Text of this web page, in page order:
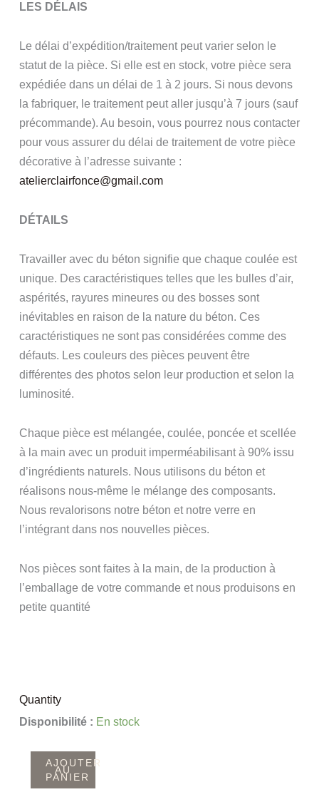
LES DÉLAIS
Le délai d’expédition/traitement peut varier selon le
statut de la pièce. Si elle est en stock, votre pièce sera
expédiée dans un délai de 1 à 2 jours. Si nous devons
la fabriquer, le traitement peut aller jusqu’à 7 jours (sauf
précommande). Au besoin, vous pourrez nous contacter
pour vous assurer du délai de traitement de votre pièce
décorative à l’adresse suivante :
atelierclairfonce@gmail.com
DÉTAILS
Travailler avec du béton signifie que chaque coulée est
unique. Des caractéristiques telles que les bulles d’air,
aspérités, rayures mineures ou des bosses sont
inévitables en raison de la nature du béton. Ces
caractéristiques ne sont pas considérées comme des
défauts. Les couleurs des pièces peuvent être
différentes des photos selon leur production et selon la
luminosité.
Chaque pièce est mélangée, coulée, poncée et scellée
à la main avec un produit imperméabilisant à 90% issu
d’ingrédients naturels. Nous utilisons du béton et
réalisons nous-même le mélange des composants.
Nous revalorisons notre béton et notre verre en
l’intégrant dans nos nouvelles pièces.
Nos pièces sont faites à la main, de la production à
l’emballage de votre commande et nous produisons en
petite quantité
Quantity
Disponibilité : En stock
quantité
Grand
Plateau
AJOUTER
AU
PANIER